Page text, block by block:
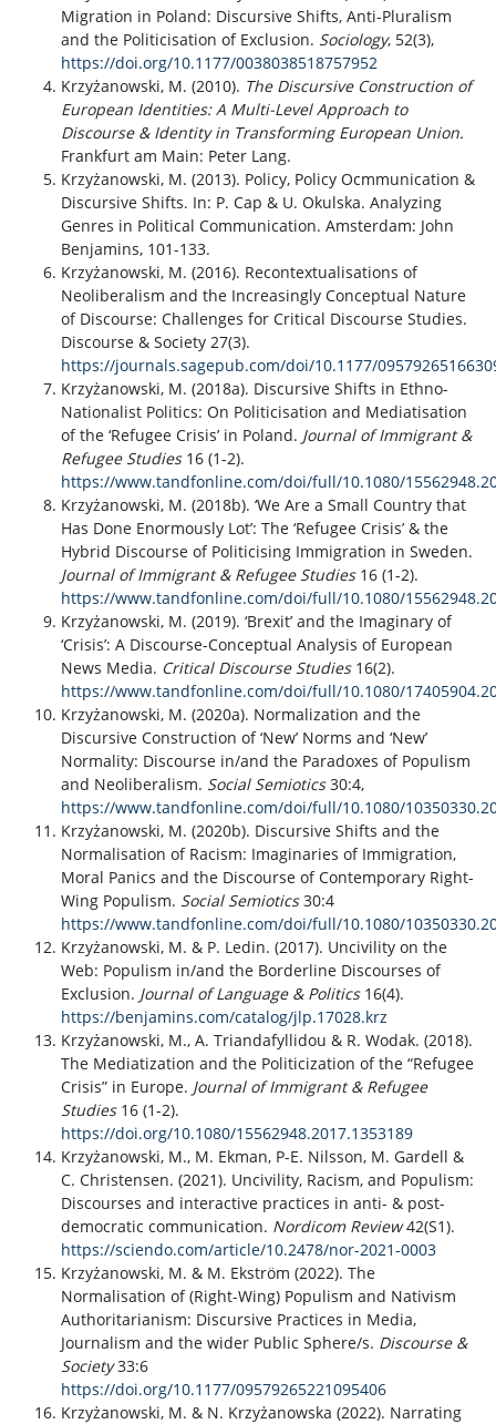
Migration in Poland: Discursive Shifts, Anti-Pluralism
and the Politicisation of Exclusion. Sociology, 52(3),
https://doi.org/10.1177/0038038518757952
Krzyżanowski, M. (2010). The Discursive Construction of
European Identities: A Multi-Level Approach to
Discourse & Identity in Transforming European Union.
Frankfurt am Main: Peter Lang.
Krzyżanowski, M. (2013). Policy, Policy Ocmmunication &
Discursive Shifts. In: P. Cap & U. Okulska. Analyzing
Genres in Political Communication. Amsterdam: John
Benjamins, 101-133.
Krzyżanowski, M. (2016). Recontextualisations of
Neoliberalism and the Increasingly Conceptual Nature
of Discourse: Challenges for Critical Discourse Studies.
Discourse & Society 27(3).
https://journals.sagepub.com/doi/10.1177/
Krzyżanowski, M. (2018a). Discursive Shifts in Ethno-
Nationalist Politics: On Politicisation and Mediatisation
of the ‘Refugee Crisis’ in Poland. Journal of Immigrant &
Refugee Studies16 (1-2).
https://www.tandfonline.com/doi/full/10.1080/
Krzyżanowski, M. (2018b). ‘We Are a Small Country that
Has Done Enormously Lot’: The ‘Refugee Crisis’ & the
Hybrid Discourse of Politicising Immigration in Sweden.
Journal of Immigrant & Refugee Studies 16 (1-2).
https://www.tandfonline.com/doi/full/10.1080/
Krzyżanowski, M. (2019). ‘Brexit’ and the Imaginary of
‘Crisis’: A Discourse-Conceptual Analysis of European
News Media. Critical Discourse Studies16(2).
https://www.tandfonline.com/doi/full/10.1080/
Krzyżanowski, M. (2020a). Normalization and the
Discursive Construction of ‘New’ Norms and ‘New’
Normality: Discourse in/and the Paradoxes of Populism
and Neoliberalism. Social Semiotics30:4,
https://www.tandfonline.com/doi/full/10.1080/
Krzyżanowski, M. (2020b). Discursive Shifts and the
Normalisation of Racism: Imaginaries of Immigration,
Moral Panics and the Discourse of Contemporary Right-
Wing Populism. Social Semiotics30:4
https://www.tandfonline.com/doi/full/10.1080/
Krzyżanowski, M. & P. Ledin. (2017). Uncivility on the
Web: Populism in/and the Borderline Discourses of
Exclusion. Journal of Language & Politics16(4).
https://benjamins.com/catalog/jlp.17028.krz
Krzyżanowski, M., A. Triandafyllidou & R. Wodak. (2018).
The Mediatization and the Politicization of the “Refugee
Crisis” in Europe. Journal of Immigrant & Refugee
Studies16 (1-2).
https://doi.org/10.1080/15562948.2017.1353189
Krzyżanowski, M., M. Ekman, P-E. Nilsson, M. Gardell &
C. Christensen. (2021). Uncivility, Racism, and Populism:
Discourses and interactive practices in anti- & post-
democratic communication. Nordicom Review42(S1).
https://sciendo.com/article/10.2478/nor-2021-0003
Krzyżanowski, M. & M. Ekström (2022). The
Normalisation of (Right-Wing) Populism and Nativism
Authoritarianism: Discursive Practices in Media,
Journalism and the wider Public Sphere/s. Discourse &
Society33:6
https://doi.org/10.1177/09579265221095406
Krzyżanowski, M. & N. Krzyżanowska (2022). Narrating